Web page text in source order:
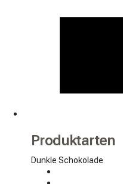
Produktarten
Dunkle Schokolade